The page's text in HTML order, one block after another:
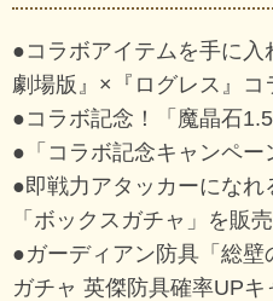
●コラボアイテムを手に
劇場版』×『ログレス』コ
●コラボ記念！「魔晶石
●「コラボ記念キャンペー
●即戦力アタッカーになれ
「ボックスガチャ」を販
●ガーディアン防具「総
ガチャ 英傑防具確率UP